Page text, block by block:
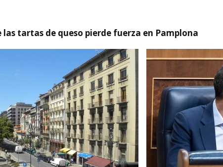
las tartas de queso pierde fuerza en Pamplona